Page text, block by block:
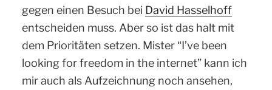
gegen einen Besuch bei David Hasselhoff
entscheiden muss. Aber so ist das halt mit
dem Prioritäten setzen. Mister “I’ve been
looking for freedom in the internet” kann ich
mir auch als Aufzeichnung noch ansehen,